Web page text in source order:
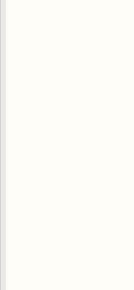
失误"并且"出于恐慌"选择了隐瞒。